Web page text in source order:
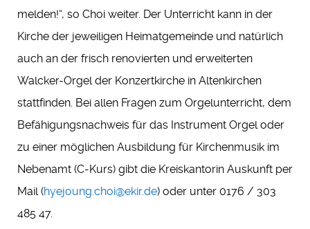
melden!“, so Choi weiter. Der Unterricht kann in der
Kirche der jeweiligen Heimatgemeinde und natürlich
auch an der frisch renovierten und erweiterten
Walcker-Orgel der Konzertkirche in Altenkirchen
stattfinden. Bei allen Fragen zum Orgelunterricht, dem
Befähigungsnachweis für das Instrument Orgel oder
zu einer möglichen Ausbildung für Kirchenmusik im
Nebenamt (C-Kurs) gibt die Kreiskantorin Auskunft per
Mail (hyejoung.choi@ekir.de) oder unter 0176 / 303
485 47.